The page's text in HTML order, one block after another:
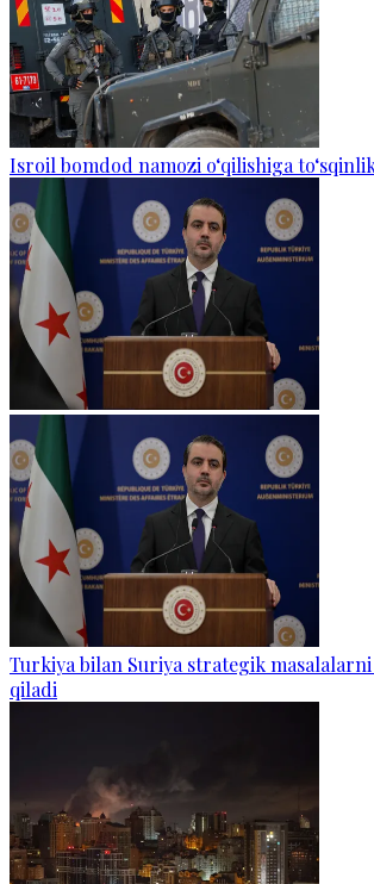
Isroil bomdod namozi o‘qilishiga
Turkiya bilan Suriya strategik
qiladi